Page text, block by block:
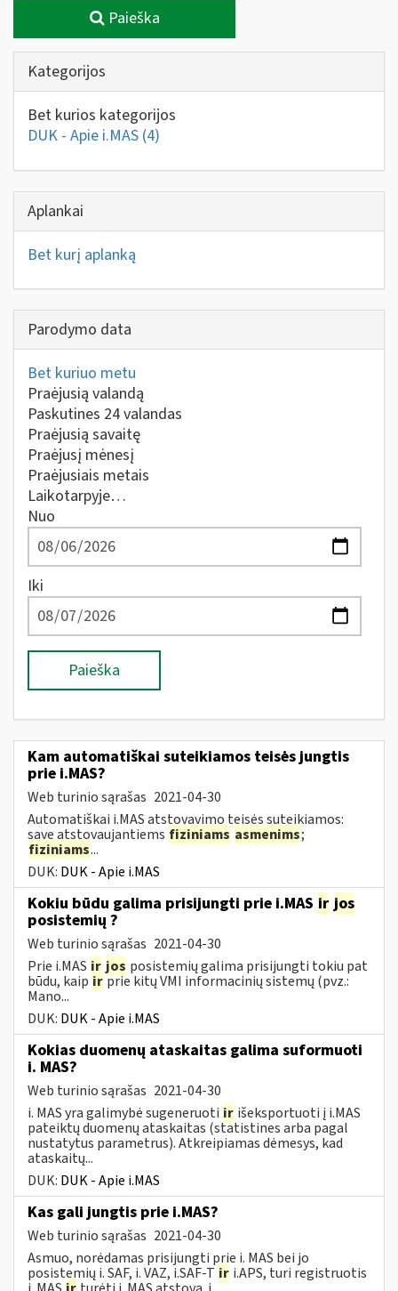
Paieška
Kategorijos
Bet kurios kategorijos
DUK - Apie i.MAS (4)
Aplankai
Bet kurį aplanką
Parodymo data
Bet kuriuo metu
Praėjusią valandą
Paskutines 24 valandas
Praėjusią savaitę
Praėjusį mėnesį
Praėjusiais metais
Laikotarpyje…
Nuo
Iki
Paieška
Kam automatiškai suteikiamos teisės jungtis
prie i.MAS?
Web turinio sąrašas 2021-04-30
Automatiškai i.MAS atstovavimo teisės suteikiamos:
save atstovaujantiems fiziniams asmenims;
fiziniams...
DUK: DUK - Apie i.MAS
Kokiu būdu galima prisijungti prie i.MAS ir jos
posistemių ?
Web turinio sąrašas 2021-04-30
Prie i.MAS ir jos posistemių galima prisijungti tokiu pat
būdu, kaipirprie kitų VMI informacinių sistemų (pvz.:
Mano...
DUK: DUK - Apie i.MAS
Kokias duomenų ataskaitas galima suformuoti
i. MAS?
Web turinio sąrašas 2021-04-30
i. MAS yra galimybė sugeneruoti ir išeksportuoti į i.MAS
pateiktų duomenų ataskaitas (statistines arba pagal
nustatytus parametrus). Atkreipiamas dėmesys, kad
ataskaitų...
DUK: DUK - Apie i.MAS
Kas gali jungtis prie i.MAS?
Web turinio sąrašas 2021-04-30
Asmuo, norėdamas prisijungti prie i. MAS bei jo
posistemių i. SAF, i. VAZ, i.SAF-T ir i.APS, turi registruotis